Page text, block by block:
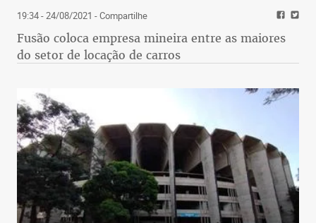
19:34 - 24/08/2021 - Compartilhe
Fusão coloca empresa mineira entre as maiores
do setor de locação de carros